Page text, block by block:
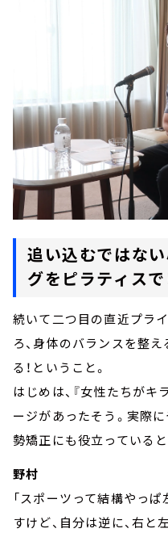
追い込むではな
グをピラティスで
続いて二つ目の直近プラ
ろ、身体のバランスを整
る！ということ。
はじめは、『女性たちが
ージがあったそう。実際
勢矯正にも役立っている
野村
「スポーツって結構やっ
すけど、自分は逆に、右と